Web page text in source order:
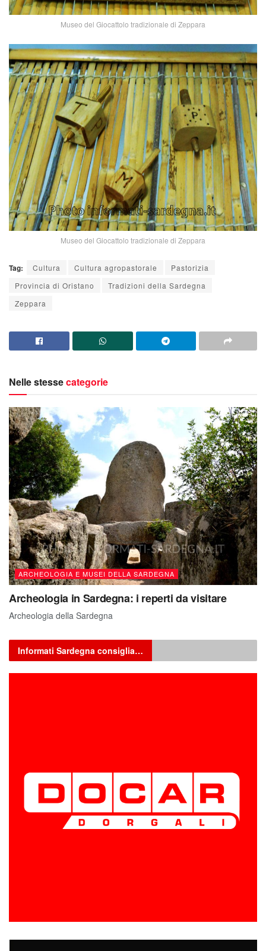
Museo del Giocattolo tradizionale di Zeppara
Museo del Giocattolo tradizionale di Zeppara
Tag: Cultura Cultura agropastorale
Pastorizia
Provincia di Oristano
Tradizioni della Sardegna
Zeppara
Nelle stessecategorie
ARCHEOLOGIA E MUSEI DELLA SARDEGNA
Archeologia in Sardegna: i reperti da visitare
Archeologia della Sardegna
Informati Sardegna consiglia…